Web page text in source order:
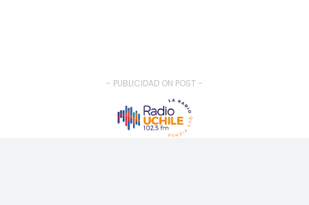
- PUBLICIDAD ON POST -